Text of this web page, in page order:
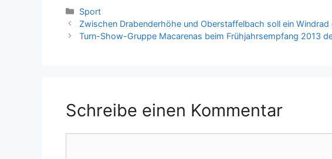
Kategorien
Sport
Zwischen Drabenderhöhe und Oberstaffelbach soll ein
Turn-Show-Gruppe Macarenas beim Frühjahrsempfang 2013
Schreibe einen Kommentar